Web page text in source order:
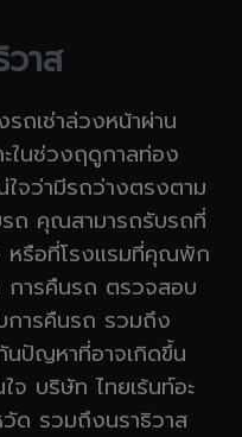
วาส
ถเช่าล่วงหน้าผ่าน
ในช่วงฤดูกาลท่อง
จว่ามีรถว่างตรงตาม
ถ คุณสามารถรับรถที่
หรือที่โรงแรมที่คุณพัก
การคืนรถ ตรวจสอบ
การคืนรถ รวมถึง
ปัญหาที่อาจเกิดขึ้น
จ บริษัท ไทยเร้นท์อะ
ด รวมถึงนราธิวาส